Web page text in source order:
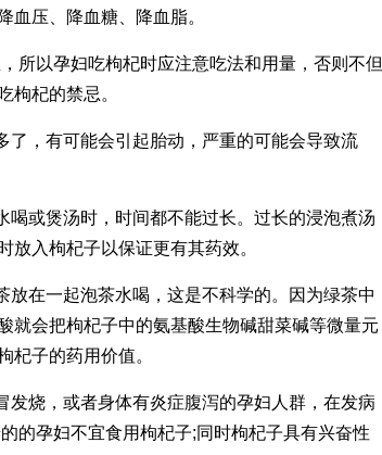
血压、降血糖、降血脂。
所以孕妇吃枸杞时应注意吃法和用量，否则不但
枸杞的禁忌。
了，有可能会引起胎动，严重的可能会导致流
或煲汤时，时间都不能过长。过长的浸泡煮汤
放入枸杞子以保证更有其药效。
在一起泡茶水喝，这是不科学的。因为绿茶中
就会把枸杞子中的氨基酸生物碱甜菜碱等微量元
杞子的药用价值。
烧，或者身体有炎症腹泻的孕妇人群，在发病
的孕妇不宜食用枸杞子;同时枸杞子具有兴奋性